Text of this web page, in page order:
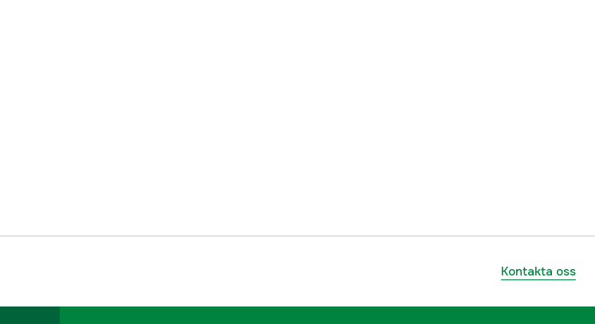
Kontakta oss